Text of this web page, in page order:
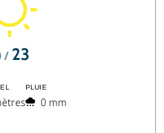
/ 23
PLUIE
0 mm